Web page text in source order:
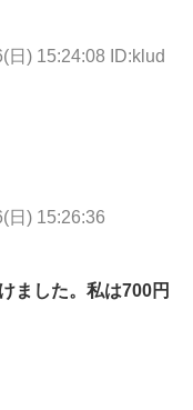
日) 15:24:08 ID:klud
日) 15:26:36
ました。私は700円